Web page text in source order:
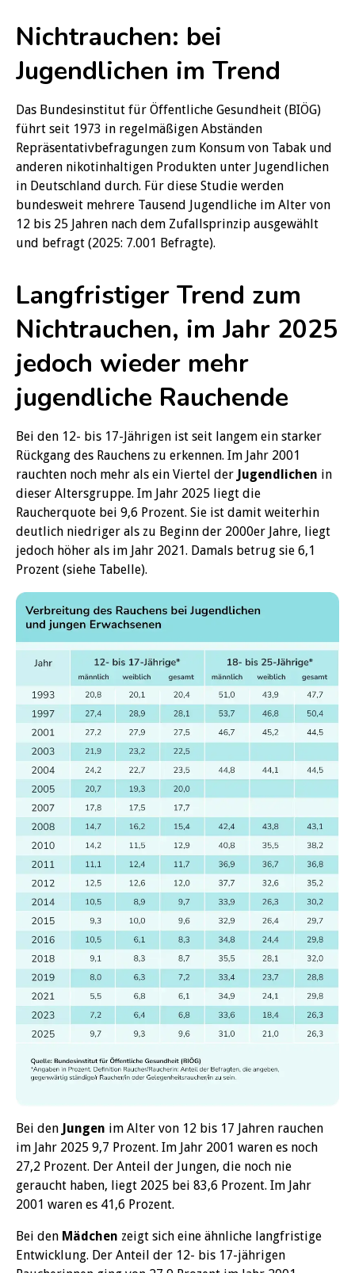
Nichtrauchen: bei
Jugendlichen im Trend
Das Bundesinstitut für Öffentliche Gesundheit (BIÖG)
führt seit 1973 in regelmäßigen Abständen
Repräsentativbefragungen zum Konsum von Tabak und
anderen nikotinhaltigen Produkten unter Jugendlichen
in Deutschland durch. Für diese Studie werden
bundesweit mehrere Tausend Jugendliche im Alter von
12 bis 25 Jahren nach dem Zufallsprinzip ausgewählt
und befragt (2025: 7.001 Befragte).
Langfristiger Trend zum
Nichtrauchen, im Jahr 2025
jedoch wieder mehr
jugendliche Rauchende
Bei den 12- bis 17-Jährigen ist seit langem ein starker
Rückgang des Rauchens zu erkennen. Im Jahr 2001
rauchten noch mehr als ein Viertel der Jugendlichen in
dieser Altersgruppe. Im Jahr 2025 liegt die
Raucherquote bei 9,6 Prozent. Sie ist damit weiterhin
deutlich niedriger als zu Beginn der 2000er Jahre, liegt
jedoch höher als im Jahr 2021. Damals betrug sie 6,1
Prozent (siehe Tabelle).
Bei den Jungen im Alter von 12 bis 17 Jahren rauchen
im Jahr 2025 9,7 Prozent. Im Jahr 2001 waren es noch
27,2 Prozent. Der Anteil der Jungen, die noch nie
geraucht haben, liegt 2025 bei 83,6 Prozent. Im Jahr
2001 waren es 41,6 Prozent.
Bei den Mädchen zeigt sich eine ähnliche langfristige
Entwicklung. Der Anteil der 12- bis 17-jährigen